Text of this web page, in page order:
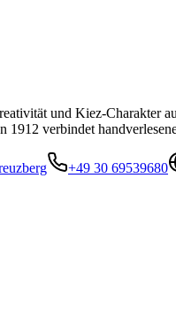
und Kiez-Charakter
1912 verbindet
+49 30 69539680